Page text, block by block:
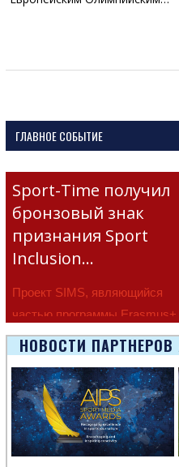
ГЛАВНОЕ СОБЫТИЕ
Sport-Time получил
бронзовый знак
признания Sport
Inclusion…
Проект SIMS, являющийся
частью программы Erasmus+
Европейско
НОВОСТИ